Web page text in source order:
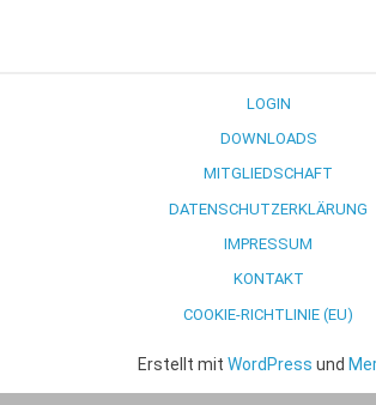
LOGIN
DOWNLOADS
MITGLIEDSCHAFT
DATENSCHUTZERKLÄRUNG
IMPRESSUM
KONTAKT
COOKIE-RICHTLINIE (EU)
Erstellt mit WordPress und